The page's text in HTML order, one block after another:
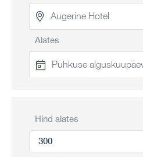
Alates
Hind alates